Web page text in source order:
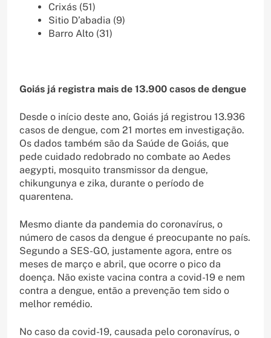
Crixás (51)
Sitio D’abadia (9)
Barro Alto (31)
Goiás já registra mais de 13.900 casos de dengue
Desde o início deste ano, Goiás já registrou 13.936
casos de dengue, com 21 mortes em investigação.
Os dados também são da Saúde de Goiás, que
pede cuidado redobrado no combate ao Aedes
aegypti, mosquito transmissor da dengue,
chikungunya e zika, durante o período de
quarentena.
Mesmo diante da pandemia do coronavírus, o
número de casos da dengue é preocupante no país.
Segundo a SES-GO, justamente agora, entre os
meses de março e abril, que ocorre o pico da
doença. Não existe vacina contra a covid-19 e nem
contra a dengue, então a prevenção tem sido o
melhor remédio.
No caso da covid-19, causada pelo coronavírus, o